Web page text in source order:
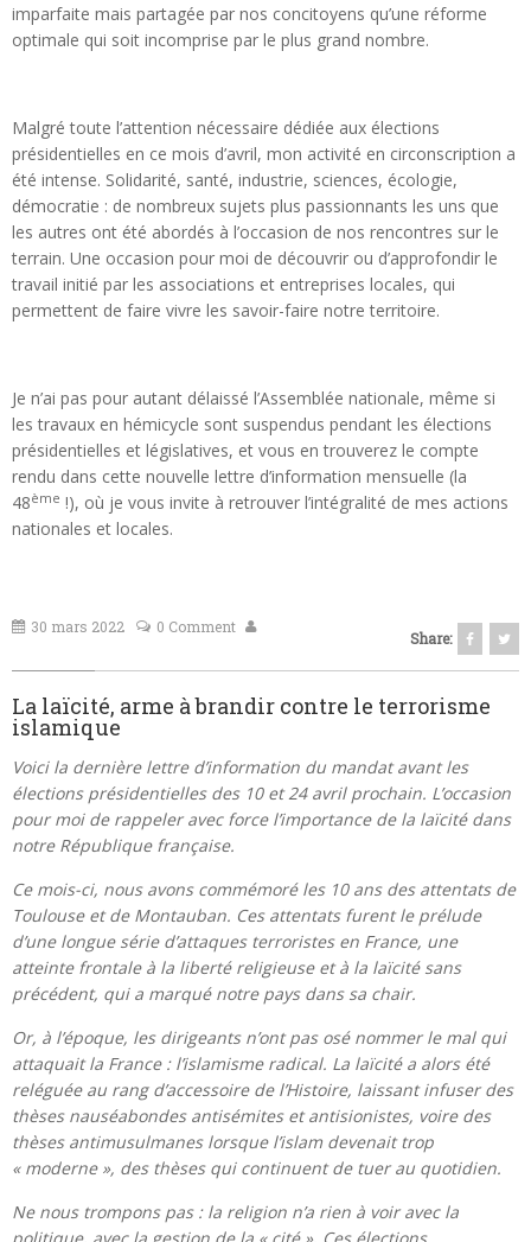
imparfaite mais partagée par nos concitoyens qu’une réforme
optimale qui soit incomprise par le plus grand nombre.
Malgré toute l’attention nécessaire dédiée aux élections
présidentielles en ce mois d’avril, mon activité en circonscription a
été intense. Solidarité, santé, industrie, sciences, écologie,
démocratie : de nombreux sujets plus passionnants les uns que
les autres ont été abordés à l’occasion de nos rencontres sur le
terrain. Une occasion pour moi de découvrir ou d’approfondir le
travail initié par les associations et entreprises locales, qui
permettent de faire vivre les savoir-faire notre territoire.
Je n’ai pas pour autant délaissé l’Assemblée nationale, même si
les travaux en hémicycle sont suspendus pendant les élections
présidentielles et législatives, et vous en trouverez le compte
rendu dans cette nouvelle lettre d’information mensuelle (la
48ème !), où je vous invite à retrouver l’intégralité de mes actions
nationales et locales.
30 mars 2022 0 Comment
Share:
La laïcité, arme à brandir contre le terrorisme
islamique
Voici la dernière lettre d’information du mandat avant les
élections présidentielles des 10 et 24 avril prochain. L’occasion
pour moi de rappeler avec force l’importance de la laïcité dans
notre République française.
Ce mois-ci, nous avons commémoré les 10 ans des attentats de
Toulouse et de Montauban. Ces attentats furent le prélude
d’une longue série d’attaques terroristes en France, une
atteinte frontale à la liberté religieuse et à la laïcité sans
précédent, qui a marqué notre pays dans sa chair.
Or, à l’époque, les dirigeants n’ont pas osé nommer le mal qui
attaquait la France : l’islamisme radical. La laïcité a alors été
reléguée au rang d’accessoire de l’Histoire, laissant infuser des
thèses nauséabondes antisémites et antisionistes, voire des
thèses antimusulmanes lorsque l’islam devenait trop
« moderne », des thèses qui continuent de tuer au quotidien.
Ne nous trompons pas : la religion n’a rien à voir avec la